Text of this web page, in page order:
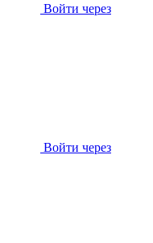
Войти через
Войти через